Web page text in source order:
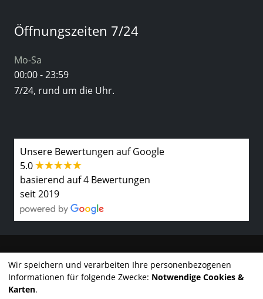
Öffnungszeiten 7/24
Mo-Sa
00:00 - 23:59
7/24, rund um die Uhr.
Unsere Bewertungen auf Google
5.0
basierend auf 4 Bewertungen
seit 2019
Kontakt
Impressum
Wir speichern und verarbeiten Ihre personenbezogenen
Informationen für folgende Zwecke: Notwendige Cookies &
Karten.